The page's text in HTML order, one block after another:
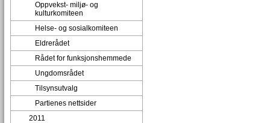
Oppvekst- miljø- og
kulturkomiteen
Helse- og sosialkomiteen
Eldrerådet
Rådet for funksjonshemmede
Ungdomsrådet
Tilsynsutvalg
Partienes nettsider
2011